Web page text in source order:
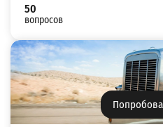
50
вопросов